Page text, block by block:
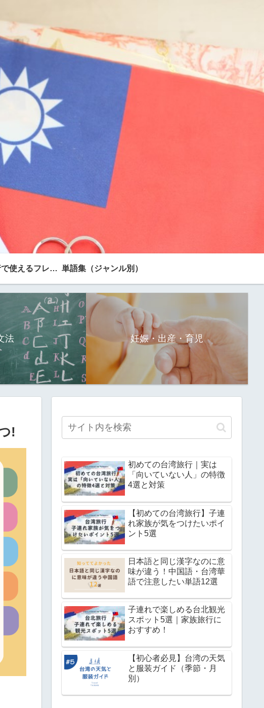
台湾旅行で使えるフレーズ 単語集（ジャンル別）
法 妊娠・出産・育児
!
初めての台湾旅行｜実は
「向いていない人」の特徴
4選と対策
【初めての台湾旅行】子連
れ家族が気をつけたいポイ
ント5選
日本語と同じ漢字なのに意
味が違う！中国語・台湾華
語で注意したい単語12選
子連れで楽しめる台北観光
スポット5選｜家族旅行に
おすすめ！
【初心者必見】台湾の天気
と服装ガイド（季節・月
別）